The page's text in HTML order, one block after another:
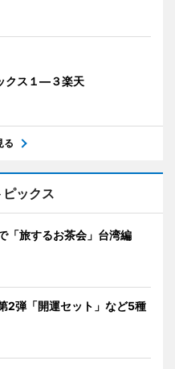
クス１―３楽天
る
ックス
「旅するお茶会」台湾編
2弾「開運セット」など5種